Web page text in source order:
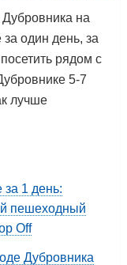
на
один день, за
рядом с
5-7
лучше
за 1 день:
пешеходный
Off
Дубровника